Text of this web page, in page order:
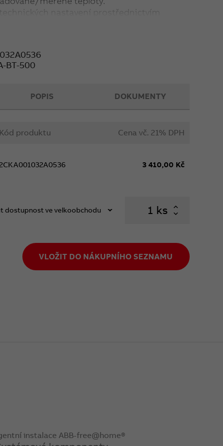
nastavení prostřednictvím
regulace (PWM, 2bodová), Nastavení
instalace ABB-free@home®.
i drápky.
BT-500
Kód produktu Cena vč. 21% DPH
3 410,00 Kč
dostupnost ve velkoobchodu ks
VLOŽIT DO NÁKUPNÍHO SEZNAMU
POPIS DOKUMENTY
instalace ABB-free@home®